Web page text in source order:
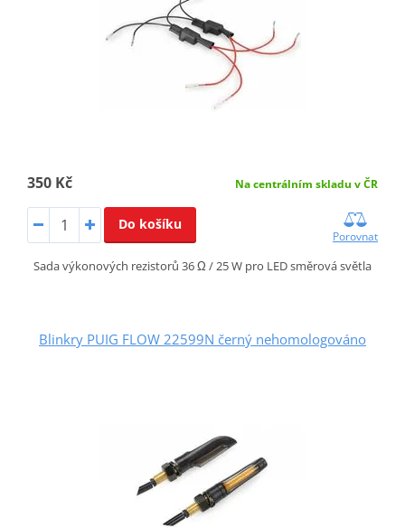
350 Kč Na centrálním skladu v ČR
Do košíku
Porovnat
Sada výkonových rezistorů 36 Ω / 25 W pro LED směrová světla
Blinkry PUIG FLOW 22599N černý nehomologováno